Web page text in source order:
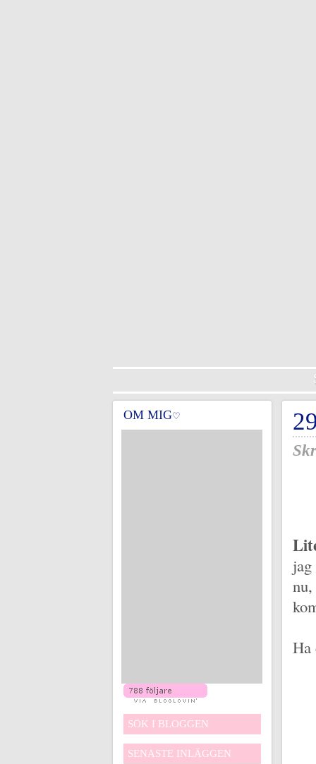
Ha
OM MIG♡
SÖK I BLOGGEN
SENASTE INLÄGGEN